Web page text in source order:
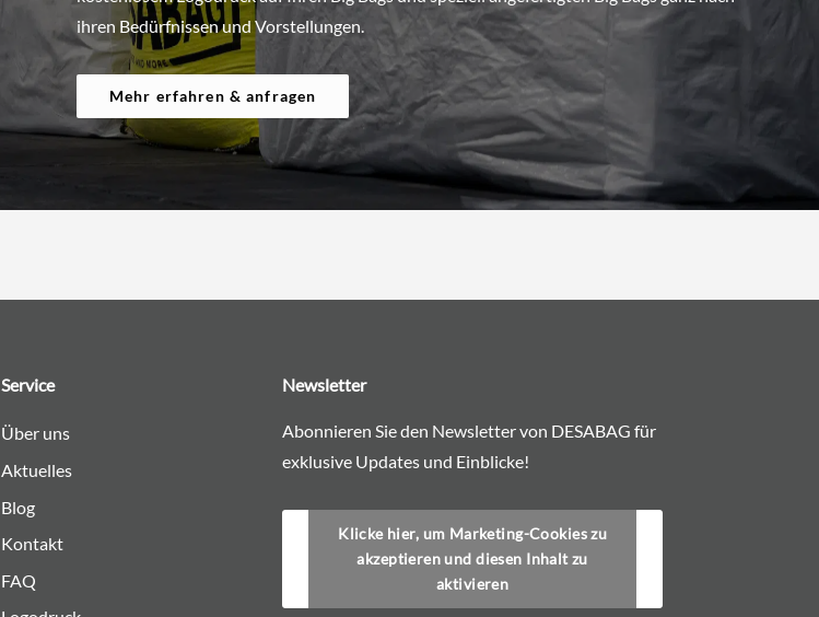
ihren Bedürfnissen und Vorstellungen.
Mehr erfahren & anfragen
Service
Über uns
Aktuelles
Blog
Kontakt
FAQ
Newsletter
Abonnieren Sie den Newsletter von DESABAG für
exklusive Updates und Einblicke!
Klicke hier, um Marketing-Cookies zu
akzeptieren und diesen Inhalt zu
aktivieren